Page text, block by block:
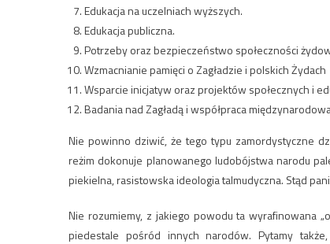
Edukacja na uczelniach wyższych.
Edukacja publiczna.
Potrzeby oraz bezpieczeństwo społeczności
Wzmacnianie pamięci o Zagładzie i polskich Żydach
Wsparcie inicjatyw oraz projektów społecznych i
Badania nad Zagładą i współpraca
Nie powinno dziwić, że tego typu zamordystyczne
reżim dokonuje planowanego ludobójstwa narodu
piekielna, rasistowska ideologia talmudyczna. Stąd
Nie rozumiemy, z jakiego powodu ta wyrafinowana
piedestale pośród innych narodów. Pytamy